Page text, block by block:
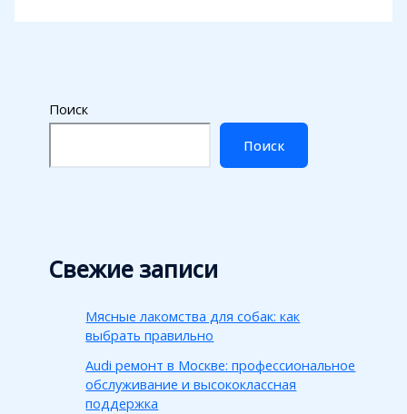
Поиск
Поиск
Свежие записи
Мясные лакомства для собак: как
выбрать правильно
Audi ремонт в Москве: профессиональное
обслуживание и высококлассная
поддержка